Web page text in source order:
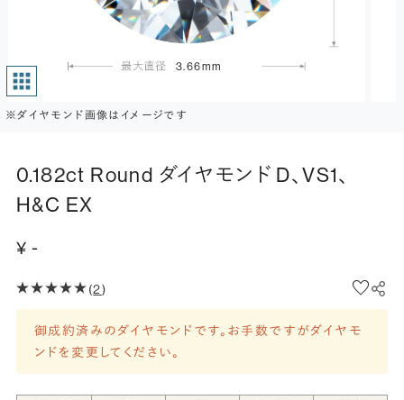
3.66mm
※ダイヤモンド画像はイメージです
0.182ct Round ダイヤモンド D、VS1、
H&C EX
¥ -
(2)
御成約済みのダイヤモンドです。お手数ですがダイヤモ
ンドを変更してください。